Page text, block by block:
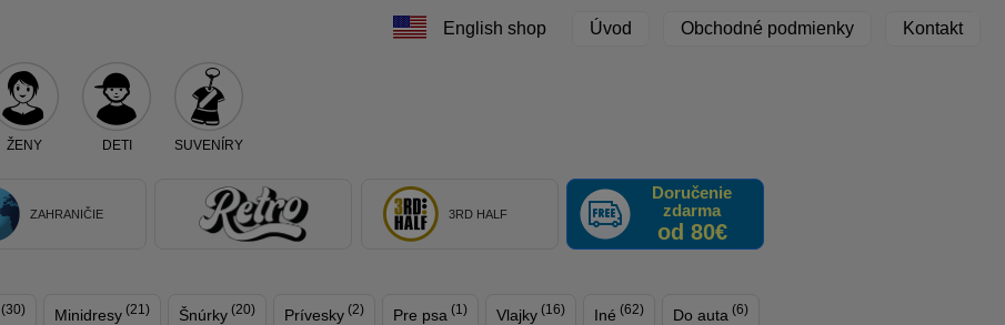
Úvod Obchodné podmienky Kontakt
English shop
ŽENY DETI SUVENÍRY
Teraz vyberte klub, alebo typ výrobku
ZAHRANIČIE 3RD HALF
Doručenie
zdarma
od 80€
(30) Minidresy (21) Šnúrky (20) Prívesky (2) Pre psa (1) Vlajky (16) Iné (62) Do auta (6)